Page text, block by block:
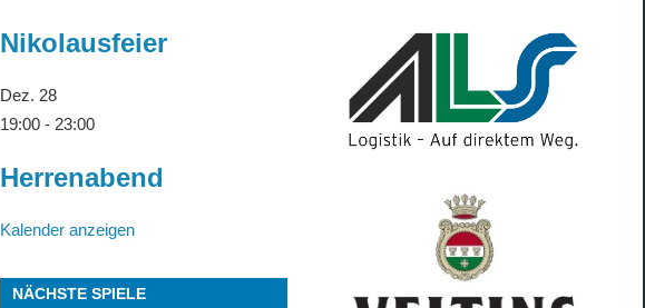
Nikolausfeier
Dez. 28
19:00- 23:00
Herrenabend
Kalender anzeigen
NÄCHSTE SPIELE